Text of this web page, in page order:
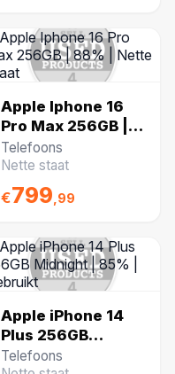
Apple Iphone 16
Pro Max 256GB |
88% | Nette Staat
Telefoons
Nette staat
€799 ,99
Apple iPhone 14
Plus 256GB
Midnight | 85% |
Telefoons